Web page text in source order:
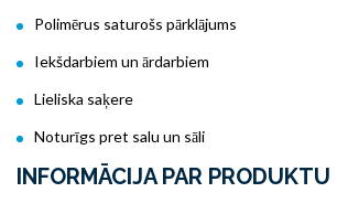
Polimērus saturošs pārklājums
Iekšdarbiem un ārdarbiem
Lieliska saķere
Noturīgs pret salu un sāli
INFORMĀCIJA PAR PRODUKTU